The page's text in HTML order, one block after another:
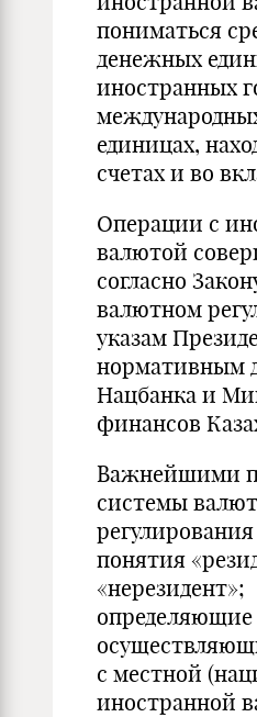
пониматься
денежных
иностранных
единицах,
счетах и во
Операции с
валютой
согласно
валютном
указам
нормативным
Нацбанка и
финансов
Важнейшими
системы
понятия
«нерезидент»;
определяющие
с местной
иностранной